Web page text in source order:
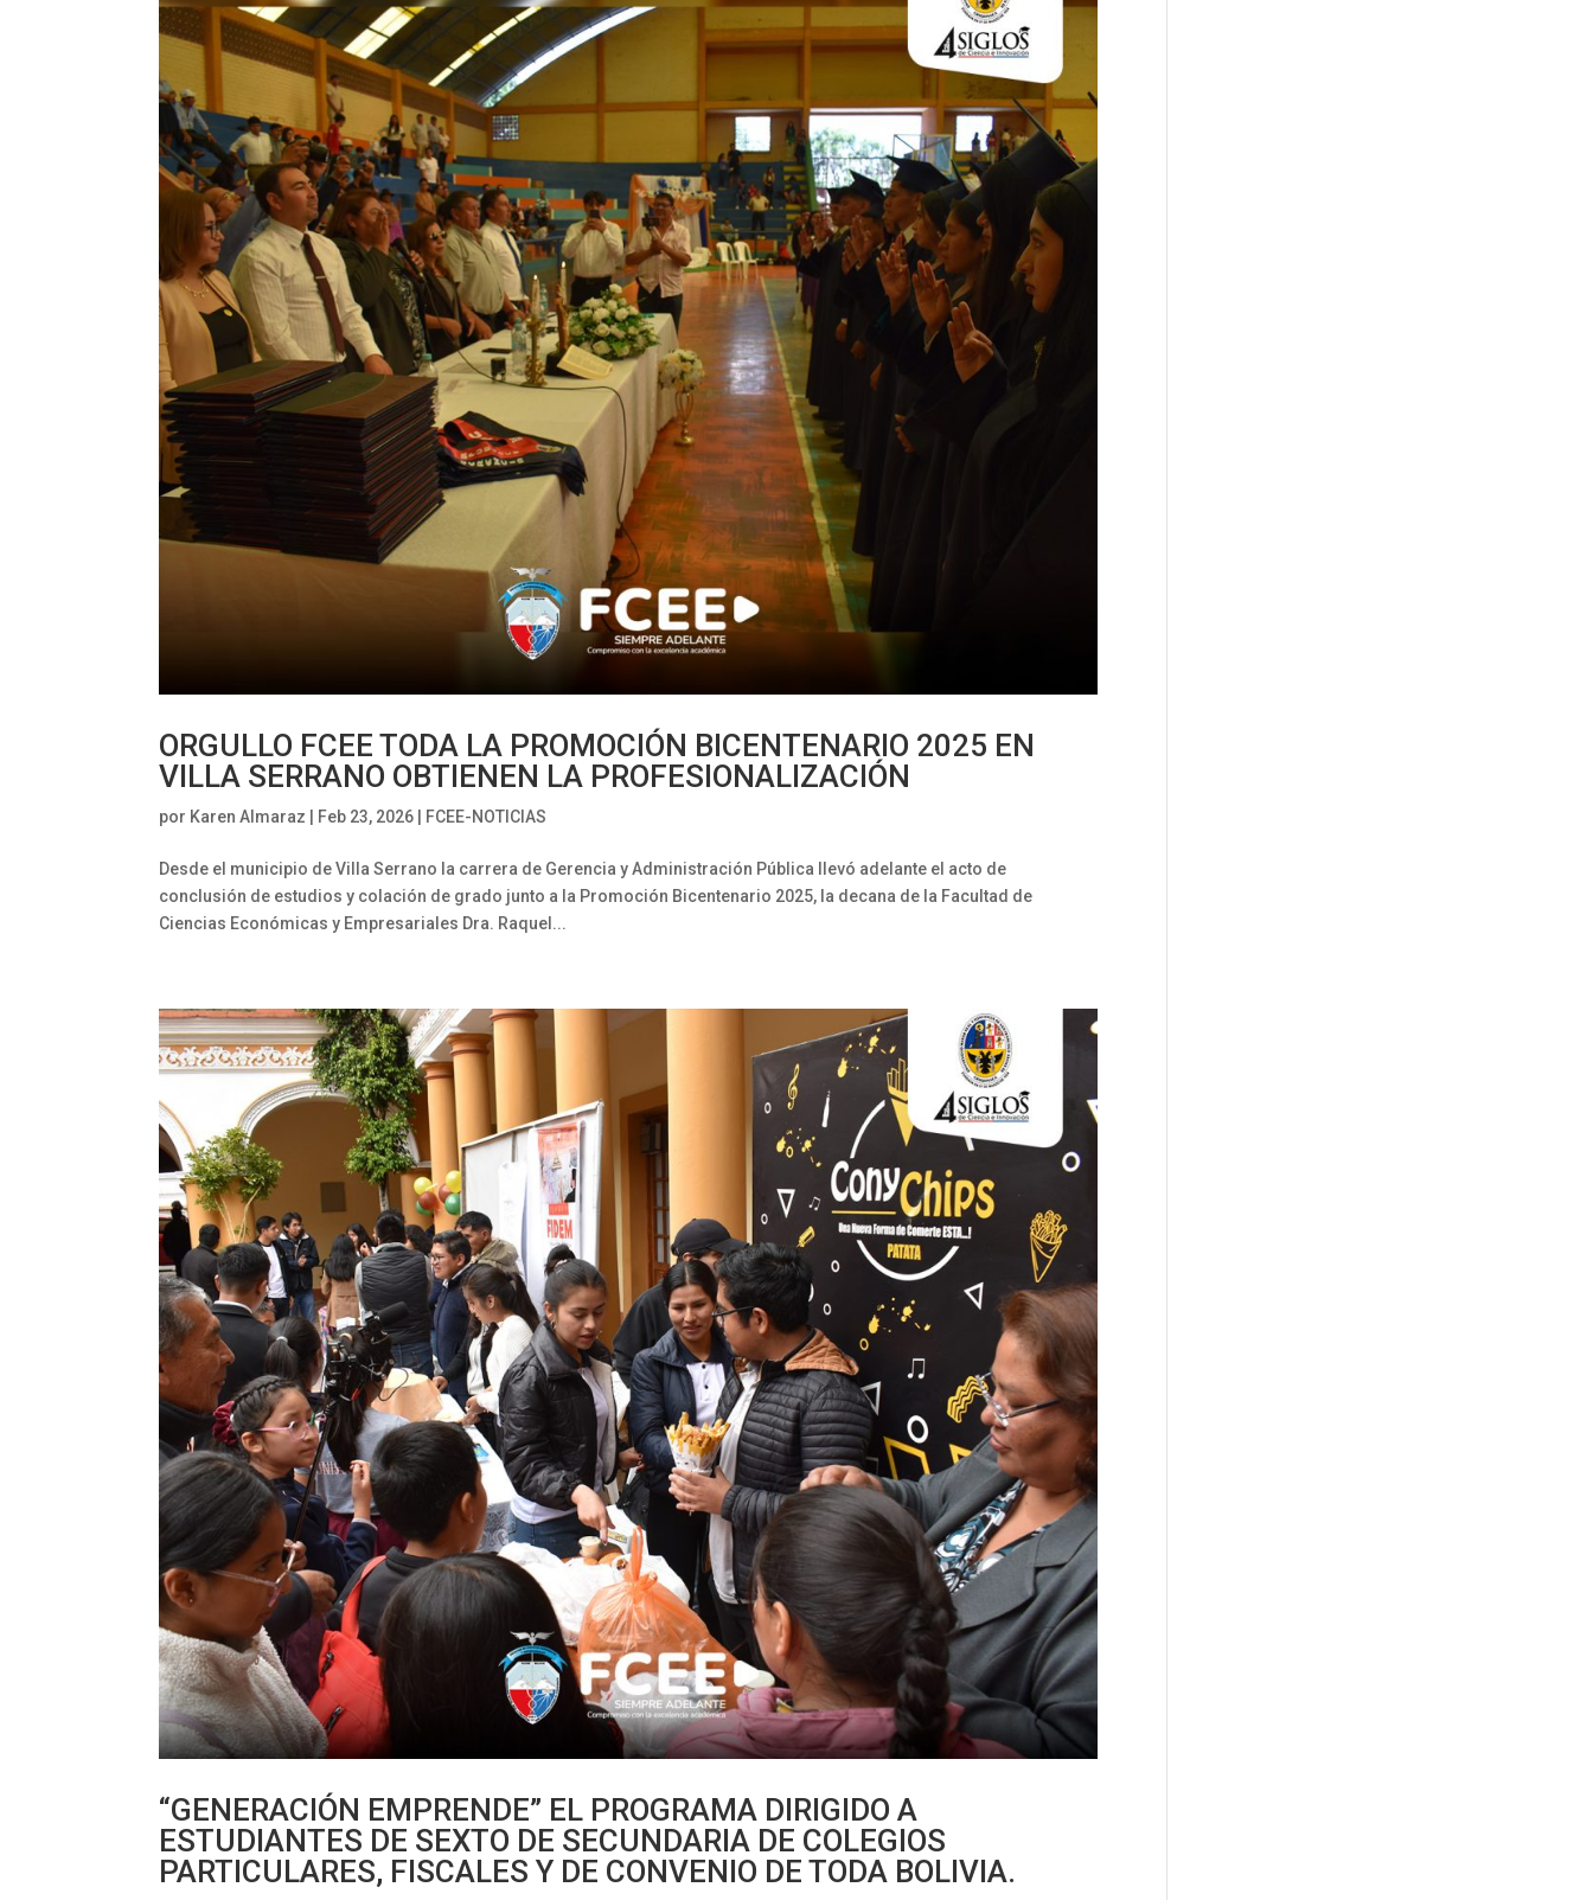
ORGULLO FCEE TODA LA PROMOCIÓN BICENTENARIO 2025 EN
VILLA SERRANO OBTIENEN LA PROFESIONALIZACIÓN
por Karen Almaraz Feb 23, 2026 FCEE-NOTICIAS
Desde el municipio de Villa Serrano la carrera de Gerencia y Administración Pública llevó adelante el acto de
conclusión de estudios y colación de grado junto a la Promoción Bicentenario 2025, la decana de la Facultad de
Ciencias Económicas y Empresariales Dra. Raquel...
“GENERACIÓN EMPRENDE” EL PROGRAMA DIRIGIDO A
ESTUDIANTES DE SEXTO DE SECUNDARIA DE COLEGIOS
PARTICULARES, FISCALES Y DE CONVENIO DE TODA BOLIVIA.